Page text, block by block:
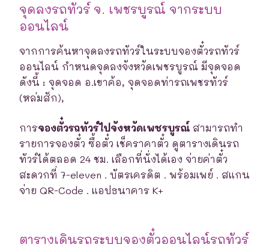
จุดลงรถทัวร์ จ. เพชรบูรณ์ จากระบบ
ออนไลน์
จากการค้นหาจุดลงรถทัวร์ในระบบจองตั๋วรถทัวร์
ออนไลน์ กำหนดจุดลงจังหวัดเพชรบูรณ์ มีจุดจอด
ดังนี้ : จุดจอด อ.เขาค้อ, จุดจอดท่ารถเพชรทัวร์
(หล่มสัก),
การจองตั๋วรถทัวร์ไปจังหวัดเพชรบูรณ์ สามารถทำ
รายการจองตั๋ว ซื้อตั๋ว เช็คราคาตั๋ว ดูตารางเดินรถ
ทัวร์ได้ตลอด 24 ชม. เลือกที่นั่งได้เอง จ่ายค่าตั๋ว
สะดวกที่ 7-eleven . บัตรเครดิต . พร้อมเพย์ . สแกน
จ่าย QR-Code . แอปธนาคาร K+
ตารางเดินรถระบบจองตั๋วออนไลน์รถทัวร์